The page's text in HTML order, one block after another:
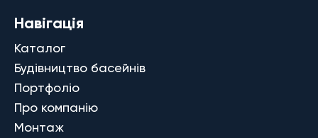
Навігація
Каталог
Будівництво басейнів
Портфоліо
Про компанію
Монтаж